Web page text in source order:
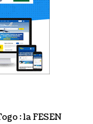
: la FESEN